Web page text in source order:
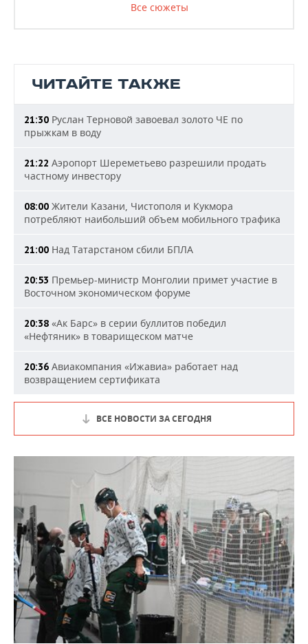
Все сюжеты
ЧИТАЙТЕ ТАКЖЕ
21:30 Руслан Терновой завоевал золото ЧЕ по
прыжкам в воду
21:22 Аэропорт Шереметьево разрешили продать
частному инвестору
08:00 Жители Казани, Чистополя и Кукмора
потребляют наибольший объем мобильного трафика
21:00 Над Татарстаном сбили БПЛА
20:53 Премьер-министр Монголии примет участие в
Восточном экономическом форуме
20:38 «Ак Барс» в серии буллитов победил
«Нефтяник» в товарищеском матче
20:36 Авиакомпания «Ижавиа» работает над
возвращением сертификата
ВСЕ НОВОСТИ ЗА СЕГОДНЯ